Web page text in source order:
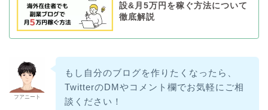
設&月5万円を稼ぐ方法について
徹底解説
フアニート
もし自分のブログを作りたくなったら、
TwitterのDMやコメント欄でお気軽にご相
談ください！